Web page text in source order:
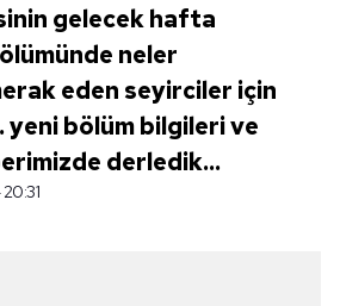
gelecek hafta
neler
eden seyirciler için
yeni bölüm bilgileri ve
derledik...